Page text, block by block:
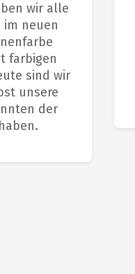
wir alle
im neuen
farbigen
sind wir
unsere
der